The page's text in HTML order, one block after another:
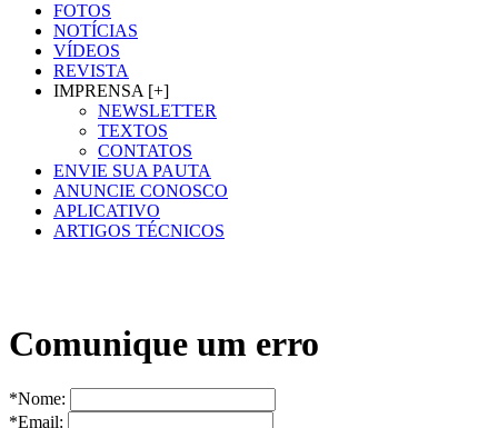
FOTOS
NOTÍCIAS
VÍDEOS
REVISTA
IMPRENSA [+]
NEWSLETTER
TEXTOS
CONTATOS
ENVIE SUA PAUTA
ANUNCIE CONOSCO
APLICATIVO
ARTIGOS TÉCNICOS
Comunique um erro
*Nome:
*Email: